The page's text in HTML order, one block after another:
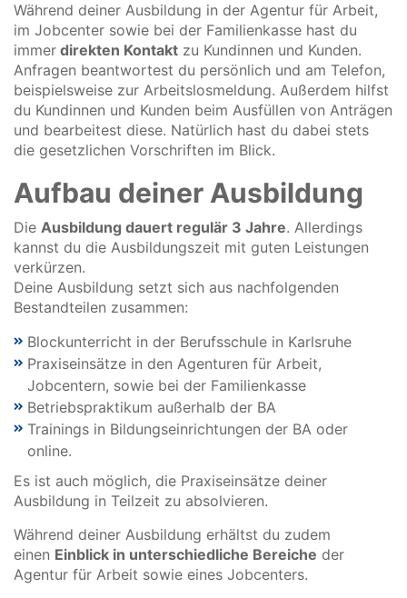
Während deiner Ausbildung in der Agentur für Arbeit,
im Jobcenter sowie bei der Familienkasse hast du
immer direkten Kontakt zu Kundinnen und Kunden.
Anfragen beantwortest du persönlich und am Telefon,
beispielsweise zur Arbeitslosmeldung. Außerdem hilfst
du Kundinnen und Kunden beim Ausfüllen von Anträgen
und bearbeitest diese. Natürlich hast du dabei stets
die gesetzlichen Vorschriften im Blick.
Aufbau deiner Ausbildung
Die Ausbildung dauert regulär 3 Jahre. Allerdings
kannst du die Ausbildungszeit mit guten Leistungen
verkürzen.
Deine Ausbildung setzt sich aus nachfolgenden
Bestandteilen zusammen:
Blockunterricht in der Berufsschule in Karlsruhe
Praxiseinsätze in den Agenturen für Arbeit,
Jobcentern, sowie bei der Familienkasse
Betriebspraktikum außerhalb der BA
Trainings in Bildungseinrichtungen der BA oder
online.
Es ist auch möglich, die Praxiseinsätze deiner
Ausbildung in Teilzeit zu absolvieren.
Während deiner Ausbildung erhältst du zudem
einen Einblick in unterschiedliche Bereiche der
Agentur für Arbeit sowie eines Jobcenters.